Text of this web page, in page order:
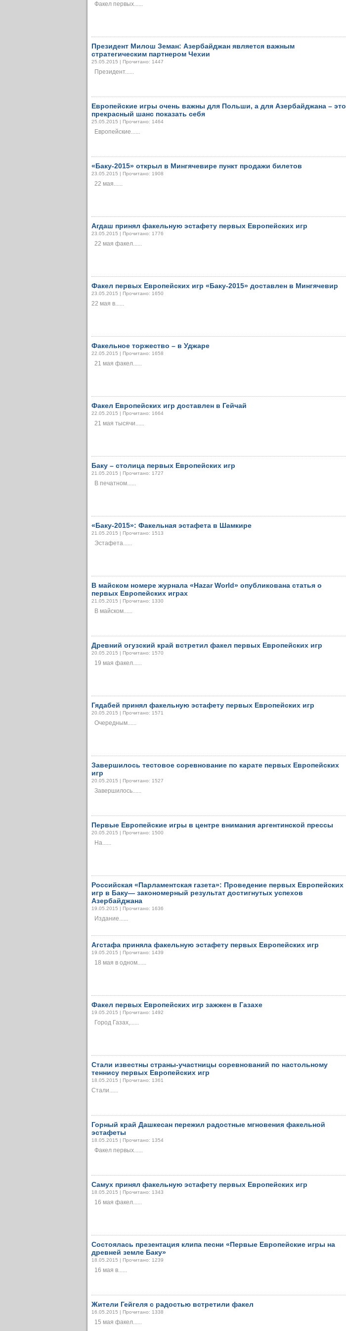
Факел первых......
Президент Милош Земан: Азербайджан является важным
стратегическим партнером Чехии
25.05.2015 | Прочитано: 1447
Президент......
Европейские игры очень важны для Польши, а для Азербайджана – это
прекрасный шанс показать себя
25.05.2015 | Прочитано: 1464
Европейские......
«Баку-2015» открыл в Мингячевире пункт продажи билетов
23.05.2015 | Прочитано: 1908
22 мая......
Агдаш принял факельную эстафету первых Европейских игр
23.05.2015 | Прочитано: 1776
22 мая факел......
Факел первых Европейских игр «Баку-2015» доставлен в Мингячевир
23.05.2015 | Прочитано: 1650
22 мая в......
Факельное торжество – в Уджаре
22.05.2015 | Прочитано: 1658
21 мая факел......
Факел Европейских игр доставлен в Гейчай
22.05.2015 | Прочитано: 1664
21 мая тысячи......
Баку – столица первых Европейских игр
21.05.2015 | Прочитано: 1727
В печатном......
«Баку-2015»: Факельная эстафета в Шамкире
21.05.2015 | Прочитано: 1513
Эстафета......
В майском номере журнала «Hazar World» опубликована статья о
первых Европейских играх
21.05.2015 | Прочитано: 1330
В майском......
Древний огузский край встретил факел первых Европейских игр
20.05.2015 | Прочитано: 1570
19 мая факел......
Гядабей принял факельную эстафету первых Европейских игр
20.05.2015 | Прочитано: 1571
Очередным......
Завершилось тестовое соревнование по карате первых Европейских
игр
20.05.2015 | Прочитано: 1527
Завершилось......
Первые Европейские игры в центре внимания аргентинской прессы
20.05.2015 | Прочитано: 1500
На......
Российская «Парламентская газета»: Проведение первых Европейских
игр в Баку— закономерный результат достигнутых успехов
Азербайджана
19.05.2015 | Прочитано: 1636
Издание......
Агстафа приняла факельную эстафету первых Европейских игр
19.05.2015 | Прочитано: 1439
18 мая в одном......
Факел первых Европейских игр зажжен в Газахе
19.05.2015 | Прочитано: 1492
Город Газах,......
Стали известны страны-участницы соревнований по настольному
теннису первых Европейских игр
18.05.2015 | Прочитано: 1361
Стали......
Горный край Дашкесан пережил радостные мгновения факельной
эстафеты
18.05.2015 | Прочитано: 1354
Факел первых......
Самух принял факельную эстафету первых Европейских игр
18.05.2015 | Прочитано: 1343
16 мая факел......
Состоялась презентация клипа песни «Первые Европейские игры на
древней земле Баку»
18.05.2015 | Прочитано: 1239
16 мая в......
Жители Гейгеля с радостью встретили факел
16.05.2015 | Прочитано: 1338
15 мая факел......